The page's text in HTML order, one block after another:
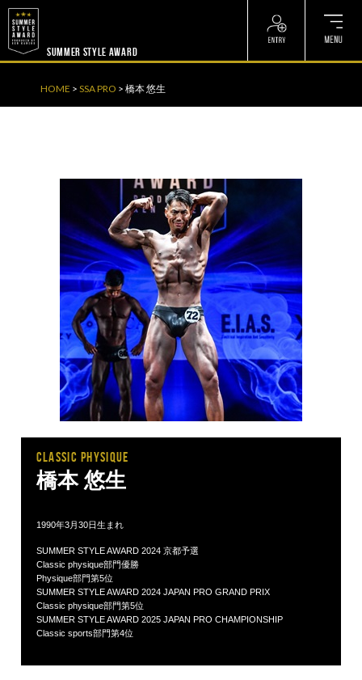
SUMMER STYLE AWARD
HOME > SSA PRO > 橋本 悠生
CLASSIC PHYSIQUE
橋本 悠生
1990年3月30日生まれ
SUMMER STYLE AWARD 2024 京都予選
Classic physique部門優勝
Physique部門第5位
SUMMER STYLE AWARD 2024 JAPAN PRO GRAND PRIX
Classic physique部門第5位
SUMMER STYLE AWARD 2025 JAPAN PRO CHAMPIONSHIP
Classic sports部門第4位